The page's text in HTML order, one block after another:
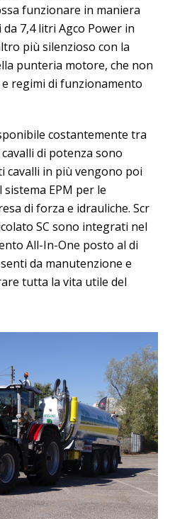
funzionare in maniera
7,4 litri Agco Power in
più silenzioso con la
punteria motore, che non
regimi di funzionamento
costantemente tra
di potenza sono
cavalli in più vengono poi
EPM per le
di forza e idrauliche. Scr
SC sono integrati nel
All-In-One posto al di
da manutenzione e
tutta la vita utile del